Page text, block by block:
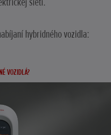
hybridného vozidla:
VOZIDLÁ?